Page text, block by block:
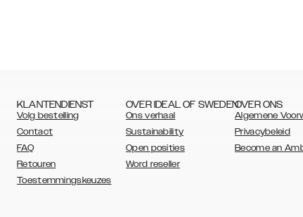
KLANTENDIENST
Volg bestelling
Contact
FAQ
Retouren
Toestemmingskeuzes
OVER IDEAL OF SWEDEN
Ons verhaal
Sustainability
Open posities
Word reseller
OVER ONS
Algemene
Privacybeleid
Become an
AUSTRALIA